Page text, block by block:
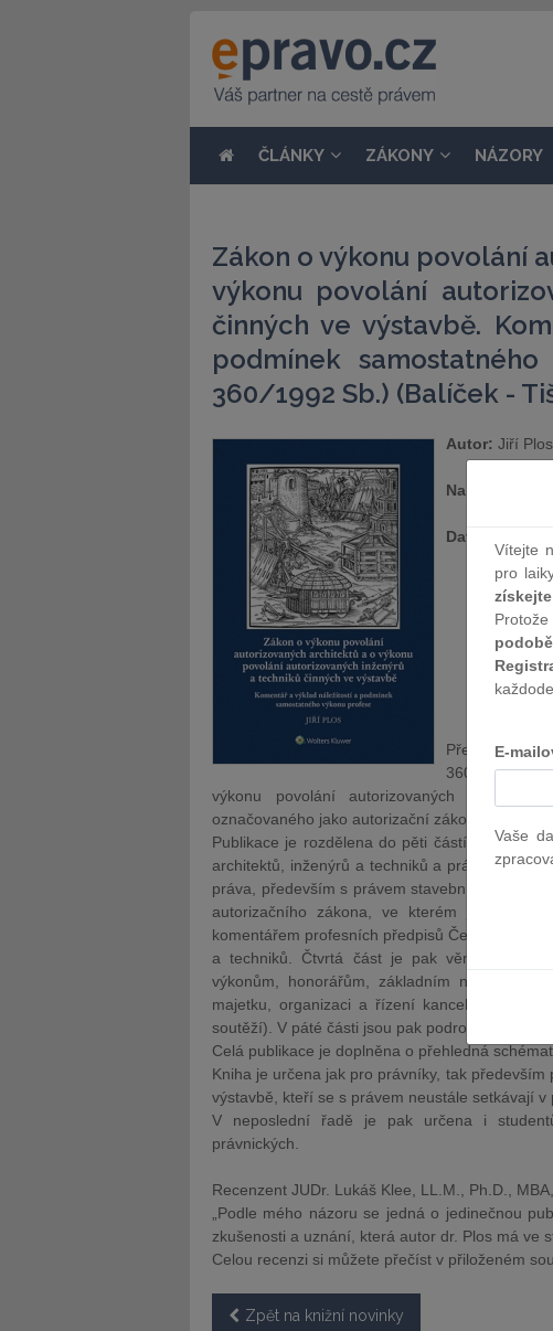
ČLÁNKY ZÁKONY NÁZORY
Zákon o výkonu povolání
výkonu povolání
činných ve výstavbě.
podmínek
360/1992 Sb.) (Balíček -
Autor: Jiří Plos
Nakladatelství:
Datum vydání:
Předkládaná
360/1992
výkonu povolání autorizovaných inženýrů
označovaného jako autorizační zákon.
Publikace je rozdělena do pěti částí. První
architektů, inženýrů a techniků a právními
práva, především s právem stavebním a
autorizačního zákona, ve kterém je
komentářem profesních předpisů České
a techniků. Čtvrtá část je pak věnována
výkonům, honorářům, základním
majetku, organizaci a řízení kanceláře či
soutěží). V páté části jsou pak podrobné
Celá publikace je doplněna o přehledná
Kniha je určena jak pro právníky, tak
výstavbě, kteří se s právem neustále setkávají v
V neposlední řadě je pak určena i
právnických.
Recenzent JUDr. Lukáš Klee, LL.M., Ph.D.,
„Podle mého názoru se jedná o jedinečnou
zkušenosti a uznání, která autor dr. Plos má ve
Celou recenzi si můžete přečíst v přiloženém
Zpět na knižní novinky
JUDr. Tomáš Sokol
Kurzy lektora
Vítejte
pro
E-
Vaše